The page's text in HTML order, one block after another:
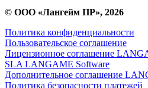
© ООО «Лангейм ПР», 2026
Политика конфиденциальности
Пользовательское соглашение
Лицензионное соглашение
SLA LANGAME Software
Дополнительное соглашение
Политика безопасности платежей